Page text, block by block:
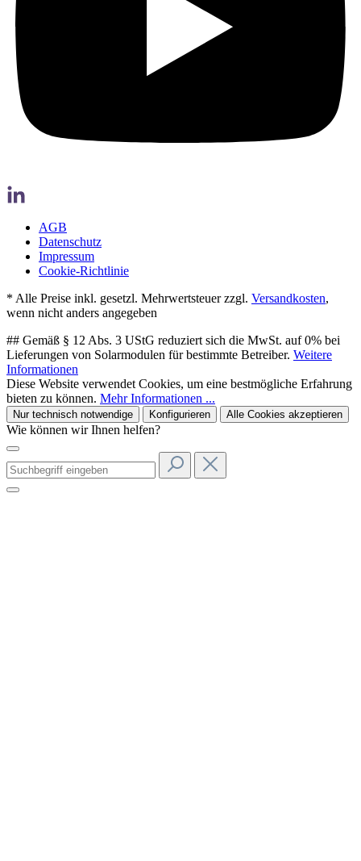
AGB
Datenschutz
Impressum
Cookie-Richtlinie
* Alle Preise inkl. gesetzl. Mehrwertsteuer zzgl. Versandkosten,
wenn nicht anders angegeben
## Gemäß § 12 Abs. 3 UStG reduziert sich die MwSt. auf 0% bei
Lieferungen von Solarmodulen für bestimmte Betreiber. Weitere
Informationen
Diese Website verwendet Cookies, um eine bestmögliche Erfahrung
bieten zu können. Mehr Informationen ...
Nur technisch notwendige Konfigurieren Alle Cookies akzeptieren
Wie können wir Ihnen helfen?